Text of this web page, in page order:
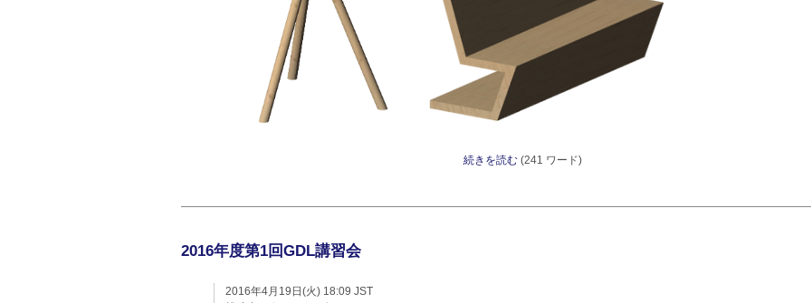
続きを読む(241 ワード)
2016年度第1回GDL講習会
2016年4月19日(火) 18:09 JST